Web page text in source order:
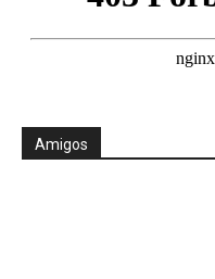
Amigos